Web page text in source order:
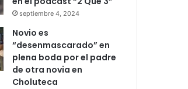
septiembre 4, 2024
Novio es
“desenmascarado” en
plena boda por el padre
de otra novia en
Choluteca